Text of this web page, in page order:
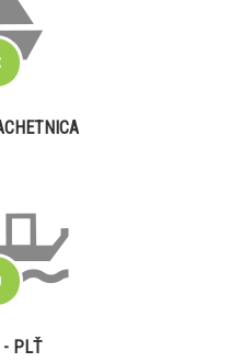
PLŤ